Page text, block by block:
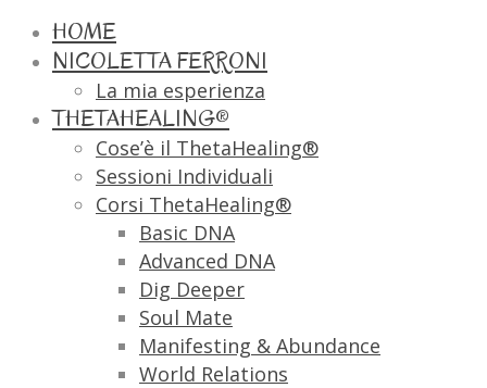
HOME
NICOLETTA FERRONI
La mia esperienza
THETAHEALING®
Cose’è il ThetaHealing®
Sessioni Individuali
Corsi ThetaHealing®
Basic DNA
Advanced DNA
Dig Deeper
Soul Mate
Manifesting & Abundance
World Relations